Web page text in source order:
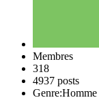
Membres
318
4937 posts
Genre:Homme